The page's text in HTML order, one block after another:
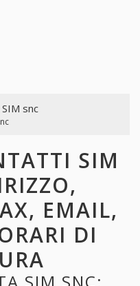
SIM snc
SIM
EMAIL,
DI